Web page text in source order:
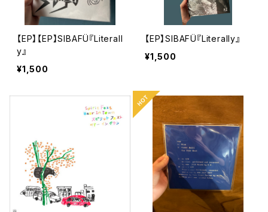
【EP】【EP】SIBAFÜ『Literall
y』
¥1,500
【EP】SIBAFÜ『Literally』
¥1,500